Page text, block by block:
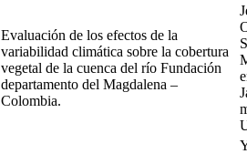
Evaluación de los efectos de la
variabilidad climática sobre la cobertura
vegetal de la cuenca del río Fundación
departamento del Magdalena –
Colombia.